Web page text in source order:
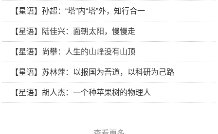
【星语】孙超：“塔”内“塔”外，知行合一
【星语】陆佳兴：面朝太阳，慢慢走
【星语】尚攀：人生的山峰没有山顶
【星语】苏林萍：以报国为吾道，以科研为己路
【星语】胡人杰：一个种苹果树的物理人